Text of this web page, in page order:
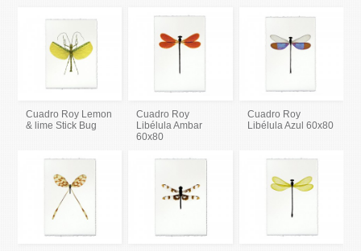
Cuadro Roy Lemon
& lime Stick Bug
Cuadro Roy
Libélula Ambar
60x80
Cuadro Roy
Libélula Azul 60x80